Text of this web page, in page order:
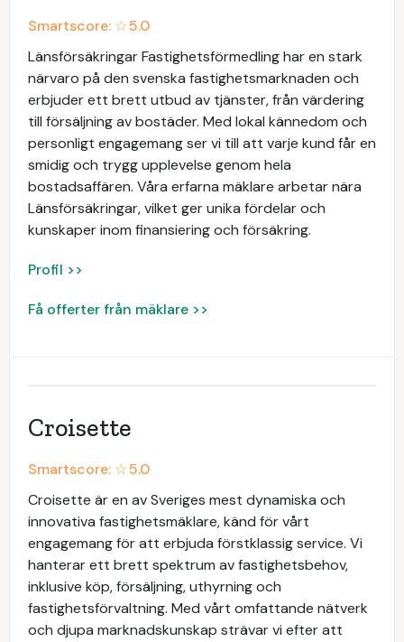
Smartscore: ☆5.0
Länsförsäkringar Fastighetsförmedling har en stark
närvaro på den svenska fastighetsmarknaden och
erbjuder ett brett utbud av tjänster, från värdering
till försäljning av bostäder. Med lokal kännedom och
personligt engagemang ser vi till att varje kund får en
smidig och trygg upplevelse genom hela
bostadsaffären. Våra erfarna mäklare arbetar nära
Länsförsäkringar, vilket ger unika fördelar och
kunskaper inom finansiering och försäkring.
Profil >>
Få offerter från mäklare >>
Croisette
Smartscore: ☆5.0
Croisette är en av Sveriges mest dynamiska och
innovativa fastighetsmäklare, känd för vårt
engagemang för att erbjuda förstklassig service. Vi
hanterar ett brett spektrum av fastighetsbehov,
inklusive köp, försäljning, uthyrning och
fastighetsförvaltning. Med vårt omfattande nätverk
och djupa marknadskunskap strävar vi efter att